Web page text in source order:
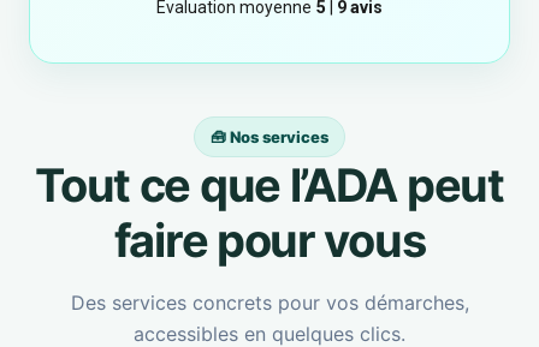
🧰 Nos services
Tout ce que l’ADA peut
faire pour vous
Des services concrets pour vos démarches,
accessibles en quelques clics.